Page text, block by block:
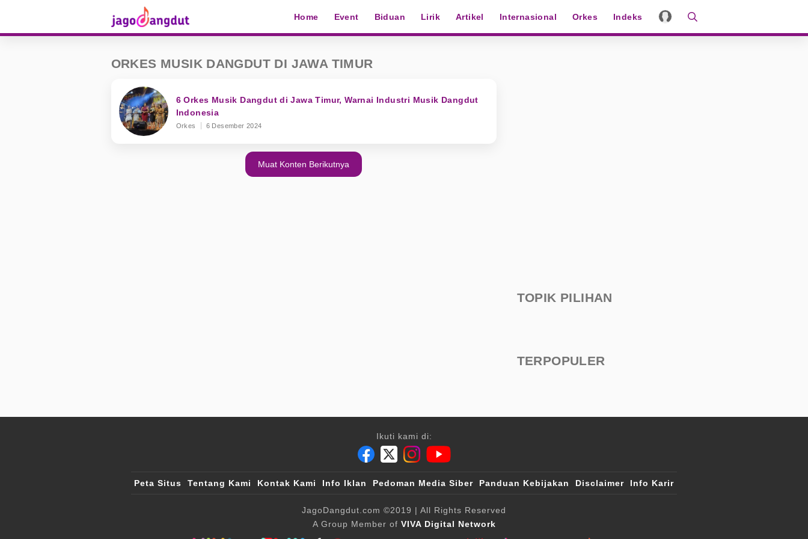
Home Event Biduan Lirik Artikel Internasional Orkes Indeks
ORKES MUSIK DANGDUT DI JAWA TIMUR
6 Orkes Musik Dangdut di Jawa Timur, Warnai Industri Musik Dangdut
Indonesia
Orkes 6 Desember 2024
Muat Konten Berikutnya
TOPIK PILIHAN
TERPOPULER
Ikuti kami di:
Peta Situs Tentang Kami Kontak Kami Info Iklan Pedoman Media Siber Panduan Kebijakan Disclaimer Info Karir
JagoDangdut.com ©2019 | All Rights Reserved
A Group Member of VIVA Digital Network